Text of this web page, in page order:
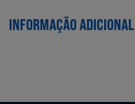
INFORMAÇÃO ADICIONAL